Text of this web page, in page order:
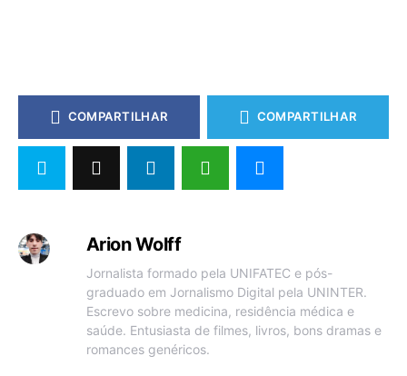
COMPARTILHAR COMPARTILHAR
Arion Wolff
Jornalista formado pela UNIFATEC e pós-
graduado em Jornalismo Digital pela UNINTER.
Escrevo sobre medicina, residência médica e
saúde. Entusiasta de filmes, livros, bons dramas e
romances genéricos.